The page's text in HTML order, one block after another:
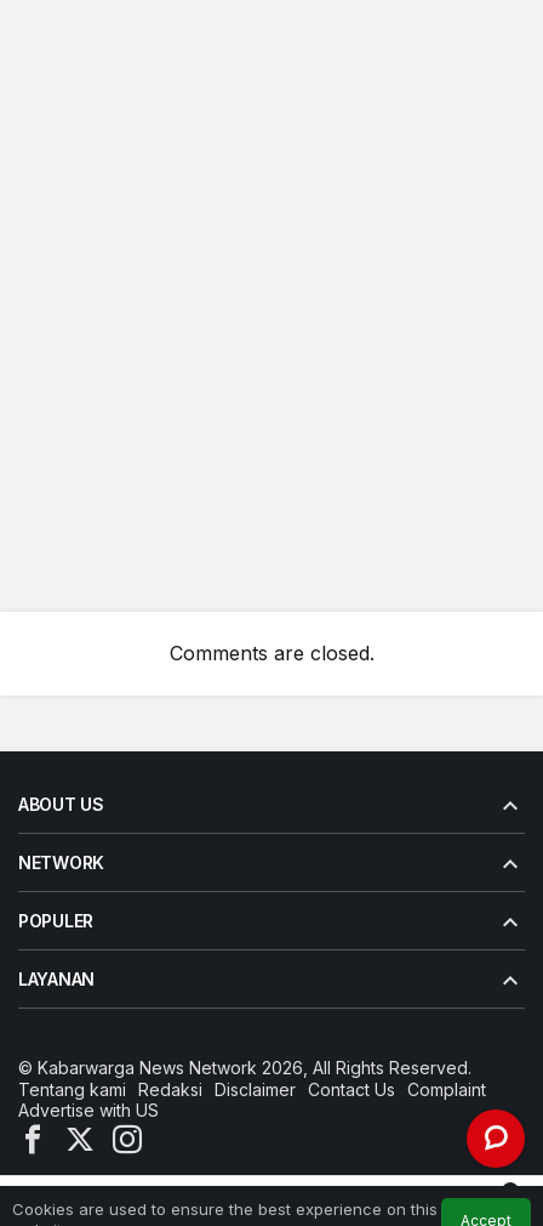
Comments are closed.
Cookies are used to ensure the best experience on this
Accept
ABOUT US
NETWORK
POPULER
LAYANAN
© Kabarwarga News Network 2026, All Rights Reserved.
Tentang kami
Redaksi Disclaimer Contact Us
Complaint
Advertise with US